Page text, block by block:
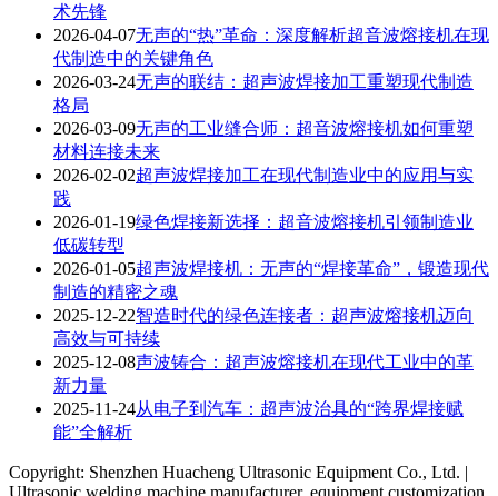
术先锋
2026-04-07无声的“热”革命：深度解析超音波熔接机在现
代制造中的关键角色
2026-03-24无声的联结：超声波焊接加工重塑现代制造
格局
2026-03-09无声的工业缝合师：超音波熔接机如何重塑
材料连接未来
2026-02-02超声波焊接加工在现代制造业中的应用与实
践
2026-01-19绿色焊接新选择：超音波熔接机引领制造业
低碳转型
2026-01-05超声波焊接机：无声的“焊接革命”，锻造现代
制造的精密之魂
2025-12-22智造时代的绿色连接者：超声波熔接机迈向
高效与可持续
2025-12-08声波铸合：超声波熔接机在现代工业中的革
新力量
2025-11-24从电子到汽车：超声波治具的“跨界焊接赋
能”全解析
Copyright: Shenzhen Huacheng Ultrasonic Equipment Co., Ltd. |
Ultrasonic welding machine manufacturer, equipment customization,